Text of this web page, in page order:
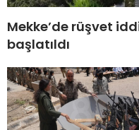
Mekke’de rüşvet
başlatıldı